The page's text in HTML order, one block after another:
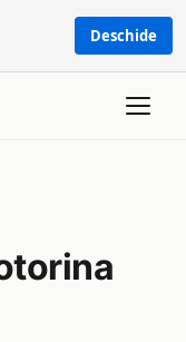
Deschide